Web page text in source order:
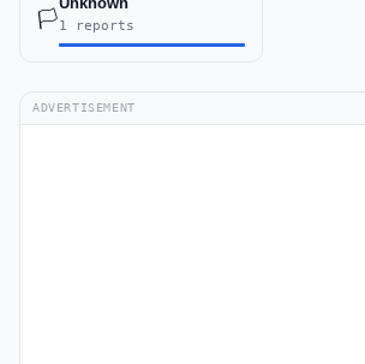
🏳️1 reports
ADVERTISEMENT